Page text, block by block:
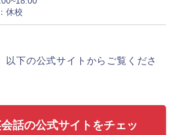
休校
以下の公式サイトからご覧くださ
話の公式サイトをチェッ